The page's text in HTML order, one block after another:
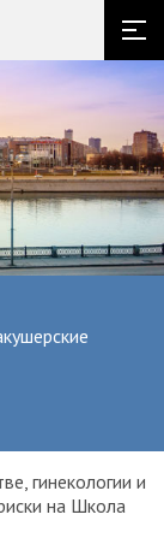
гинекологии и
на Школа